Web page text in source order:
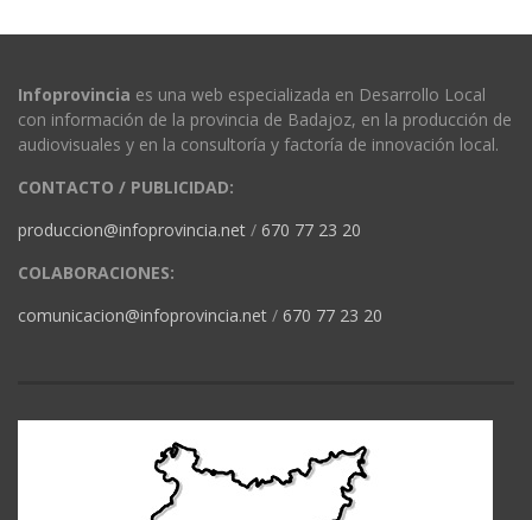
Infoprovincia es una web especializada en Desarrollo Local
con información de la provincia de Badajoz, en la producción de
audiovisuales y en la consultoría y factoría de innovación local.
CONTACTO / PUBLICIDAD:
produccion@infoprovincia.net / 670 77 23 20
COLABORACIONES:
comunicacion@infoprovincia.net / 670 77 23 20